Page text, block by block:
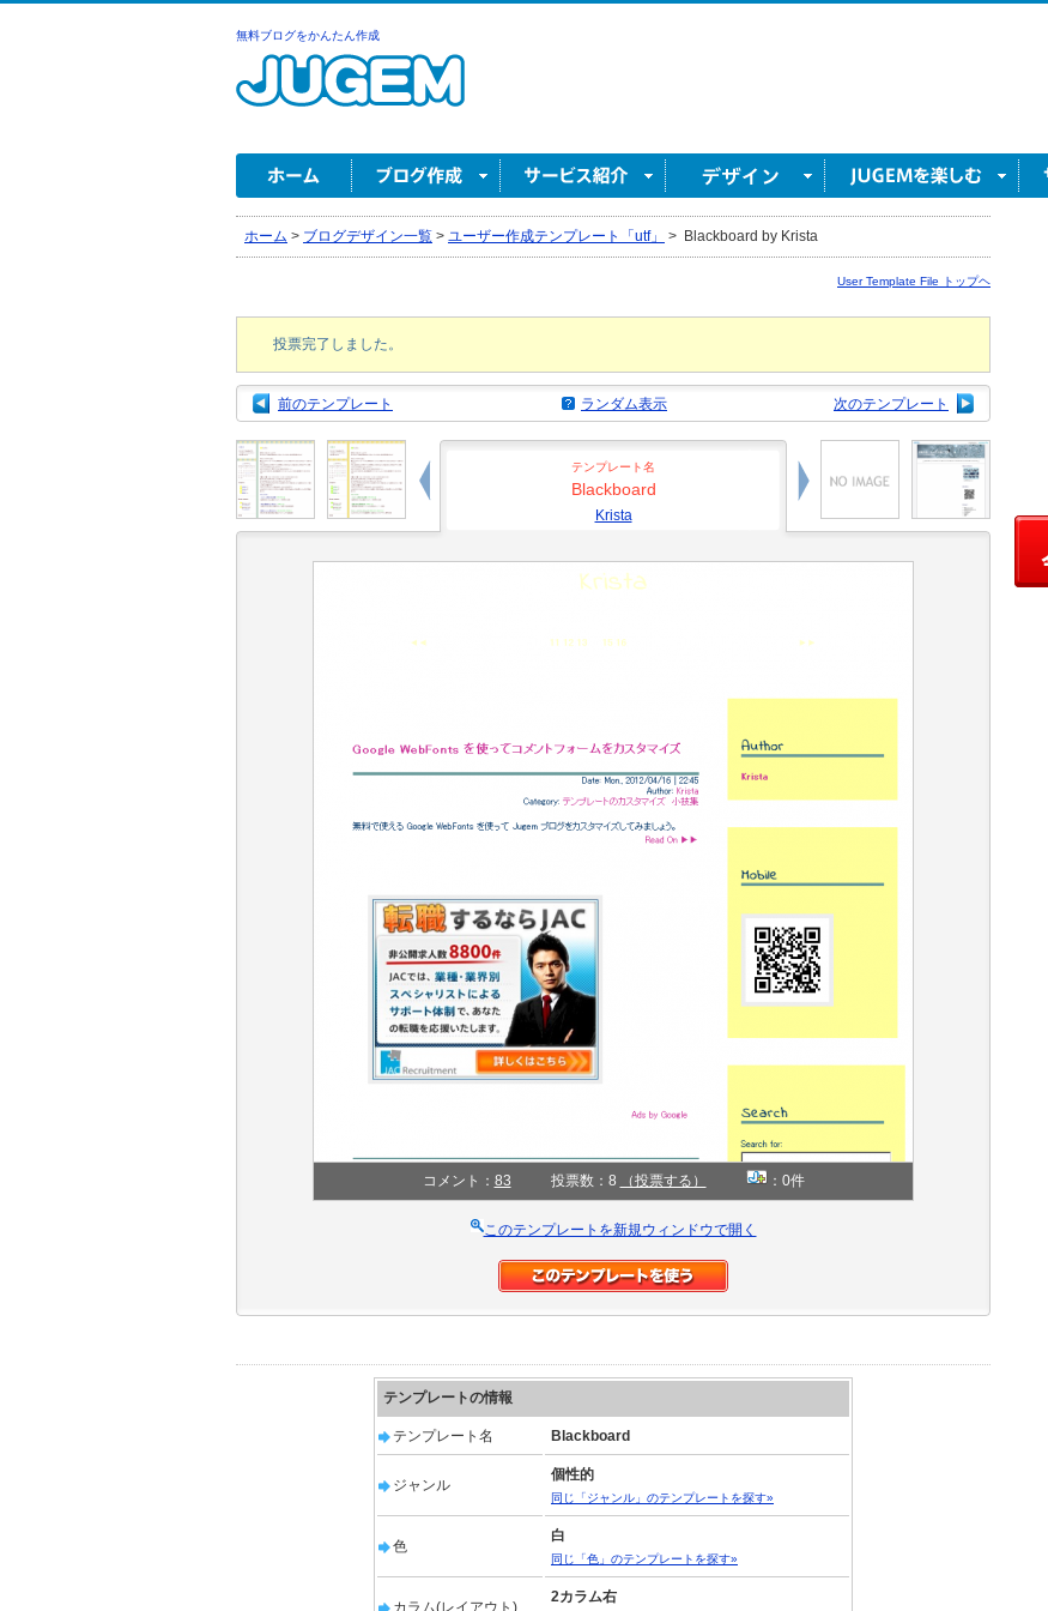
無料ブログをかんたん作成
ホーム > ブログデザイン一覧 > ユーザー作成テンプレート「utf」 > Blackboard by Krista
User Template File トップヘ
投票完了しました。
前のテンプレート 次のテンプレート
ランダム表示
テンプレート名
Blackboard
Krista
コメント： 83 投票数：8 （投票する） ：0件
このテンプレートを新規ウィンドウで開く
テンプレートの情報
テンプレート名 Blackboard
ジャンル
個性的
同じ「ジャンル」のテンプレートを探す»
色
白
同じ「色」のテンプレートを探す»
カラム(レイアウト)
2カラム右